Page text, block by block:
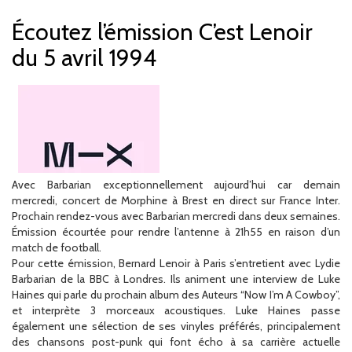
Écoutez l’émission C’est Lenoir
du 5 avril 1994
Avec Barbarian exceptionnellement aujourd’hui car demain
mercredi, concert de Morphine à Brest en direct sur France Inter.
Prochain rendez-vous avec Barbarian mercredi dans deux semaines.
Émission écourtée pour rendre l’antenne à 21h55 en raison d’un
match de football.
Pour cette émission, Bernard Lenoir à Paris s’entretient avec Lydie
Barbarian de la BBC à Londres. Ils animent une interview de Luke
Haines qui parle du prochain album des Auteurs “Now I’m A Cowboy”,
et interprète 3 morceaux acoustiques. Luke Haines passe
également une sélection de ses vinyles préférés, principalement
des chansons post-punk qui font écho à sa carrière actuelle